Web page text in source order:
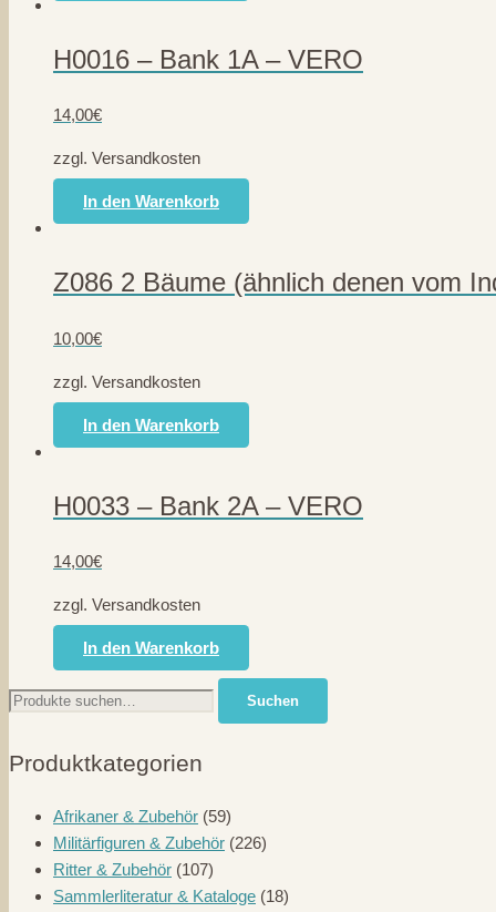
H0016 – Bank 1A – VERO
14,00€
zzgl. Versandkosten
In den Warenkorb
Z086 2 Bäume (ähnlich denen vom
10,00€
zzgl. Versandkosten
In den Warenkorb
H0033 – Bank 2A – VERO
14,00€
zzgl. Versandkosten
In den Warenkorb
Suche
nach:
Suchen
Produktkategorien
Afrikaner & Zubehör (59)
Militärfiguren & Zubehör (226)
Ritter & Zubehör (107)
Sammlerliteratur & Kataloge (18)